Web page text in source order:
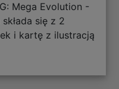
Mega Evolution -
się z 2
i kartę z ilustracją